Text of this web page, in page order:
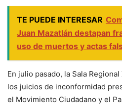
TE PUEDE INTERESAR
Juan Mazatlán destapan
uso de muertos y actas
En julio pasado, la Sala
los juicios de inconformidad
el Movimiento Ciudadano y el